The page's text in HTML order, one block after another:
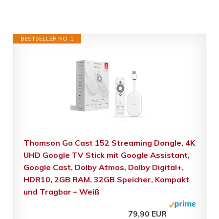
BESTSELLER NO. 1
Thomson Go Cast 152 Streaming Dongle, 4K
UHD Google TV Stick mit Google Assistant,
Google Cast, Dolby Atmos, Dolby Digital+,
HDR10, 2GB RAM, 32GB Speicher, Kompakt
und Tragbar – Weiß
79,90 EUR